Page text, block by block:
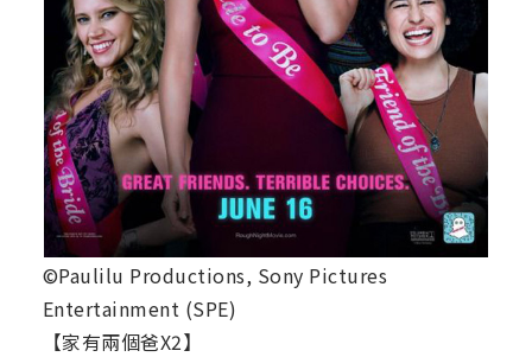
©Paulilu Productions, Sony Pictures
Entertainment (SPE)
【家有兩個爸X2】